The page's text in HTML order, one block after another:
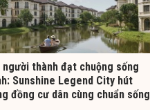
người thành đạt chuộng sống
Sunshine Legend City hút
đồng cư dân cùng chuẩn sống